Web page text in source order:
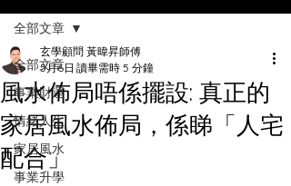
全部文章
事業財運
情緒人生
家居風水
事業升學
全部文章
風水佈局唔係擺設: 真正的
家居風水佈局，係睇「人宅
配合」
玄學顧問 黃暐昇師傅
5月6日 讀畢需時 5 分鐘